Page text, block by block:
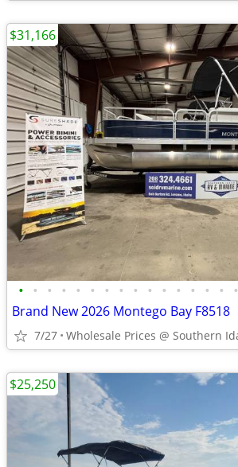
• • • • • • • • • • • • • • • •
Brand New 2026 Montego Bay F8518
7/27
$31,166
$25,250